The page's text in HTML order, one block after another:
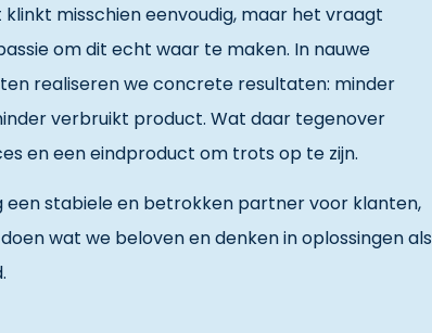
misschien eenvoudig, maar het vraagt
om dit echt waar te maken. In nauwe
realiseren we concrete resultaten: minder
verbruikt product. Wat daar tegenover
en een eindproduct om trots op te zijn.
een stabiele en betrokken partner voor klanten,
wat we beloven en denken in oplossingen als